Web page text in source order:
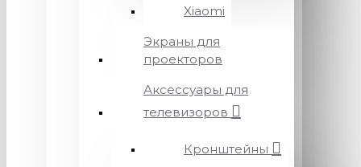
Xiaomi
Экраны для
проекторов
Аксессуары для
телевизоров
Кронштейны